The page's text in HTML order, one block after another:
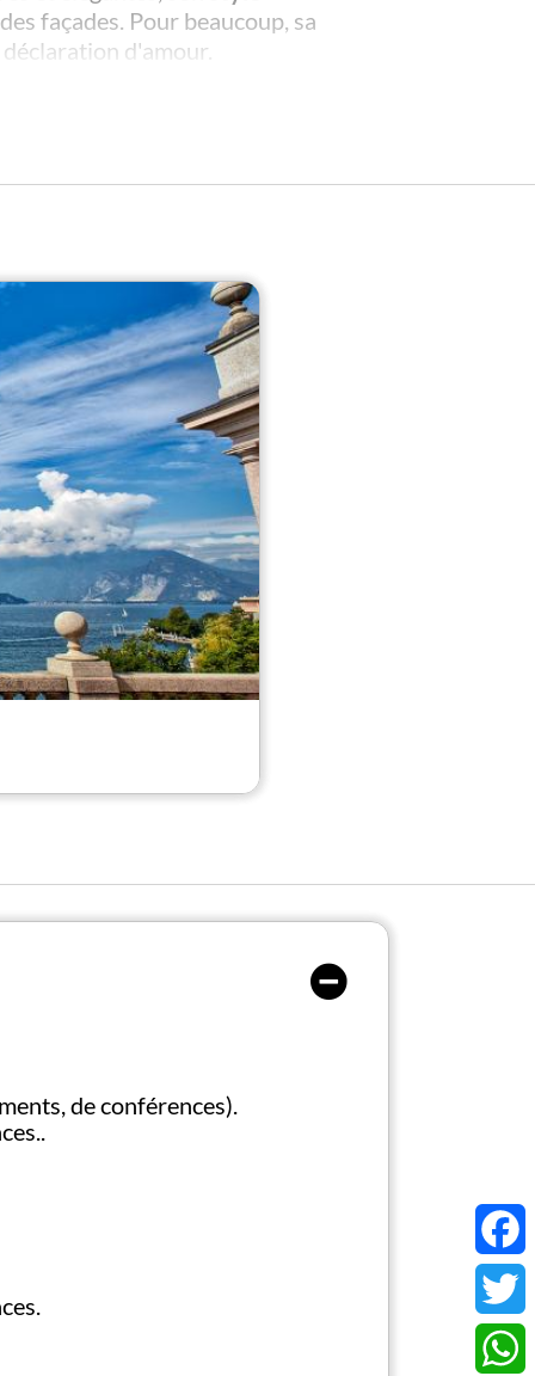
façades. Pour beaucoup, sa
d'amour.
un casino pendant un certain
Art Nouveau servent de toile de
ainsi que des événements
Camelia Invernale e Primaverile"
centenaires, les visiteurs
sommets enneigés du Valais.
de conférences).